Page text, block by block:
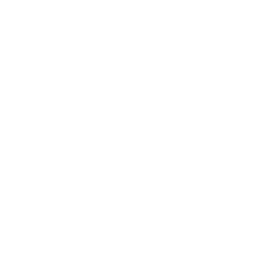
cazul unor dureri sau exacerbări ale bolii, este necesar
poate stabili tratamentul adecvat. Pentru a obține o